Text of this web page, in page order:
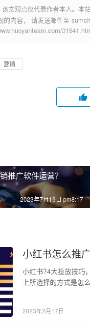
文观点仅代表作者本人。
内容， 请发送邮件至
营销
推广软件运营？
2023年7月19日 pm8:17
小红书怎么推
小红书?4大投放技巧
上所选择的方式是怎
2023年2月17日